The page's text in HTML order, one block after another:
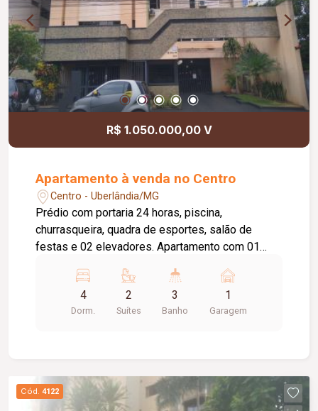
R$ 1.050.000,00 V
Apartamento à venda no Centro
Centro - Uberlândia/MG
Prédio com portaria 24 horas, piscina,
churrasqueira, quadra de esportes, salão de
festas e 02 elevadores. Apartamento com 01
quartos com armários sendo 02 suítes, banheiro
social, cozinha com armários, lavanderia com
armário, dependência completa de empregada e
4
Dorm.
2
Suítes
3
Banho
1
Garagem
Cód. 4122